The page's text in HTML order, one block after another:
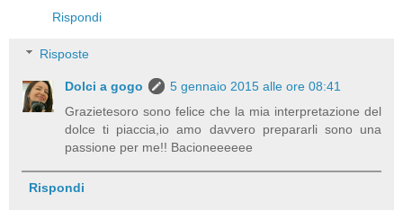
Rispondi
Risposte
Dolci a gogo
5 gennaio 2015 alle ore 08:41
Grazietesoro sono felice che la mia interpretazione del
dolce ti piaccia,io amo davvero prepararli sono una
passione per me!! Bacioneeeeee
Rispondi